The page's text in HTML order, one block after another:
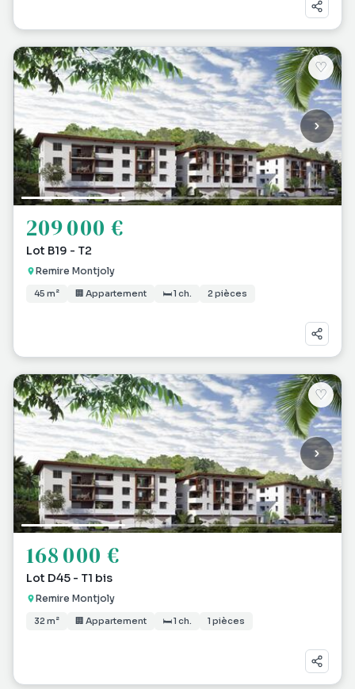
♡
209 000 €
Lot B19 - T2
Remire Montjoly
45 m² 🏢 Appartement 🛏 1 ch. 2 pièces
♡
168 000 €
Lot D45 - T1 bis
Remire Montjoly
32 m² 🏢 Appartement 🛏 1 ch. 1 pièces